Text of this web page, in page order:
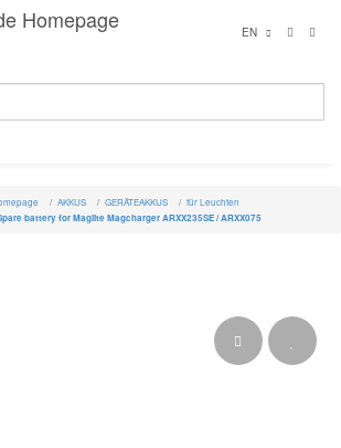
EN
AKKUS GERÄTEAKKUS
für Leuchten
battery for Maglite Magcharger ARXX235SE / ARXX075